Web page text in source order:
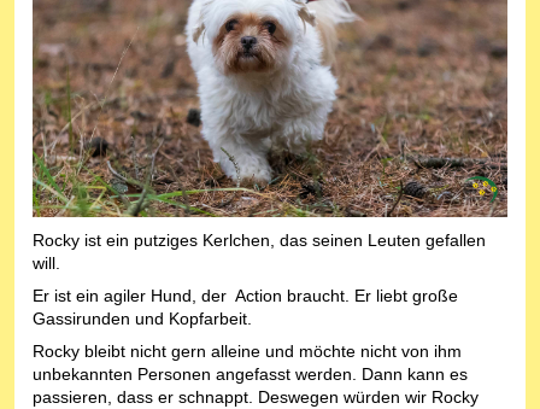
Rocky ist ein putziges Kerlchen, das seinen Leuten gefallen
will.
Er ist ein agiler Hund, der Action braucht. Er liebt große
Gassirunden und Kopfarbeit.
Rocky bleibt nicht gern alleine und möchte nicht von ihm
unbekannten Personen angefasst werden. Dann kann es
passieren, dass er schnappt. Deswegen würden wir Rocky